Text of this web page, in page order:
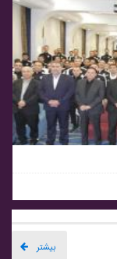
بیشتر